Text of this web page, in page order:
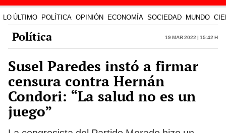
LO ÚLTIMO POLÍTICA OPINIÓN ECONOMÍA SOCIEDAD MUNDO
Política 19 Mar 2022 | 15:42 h
Susel Paredes instó a firmar
censura contra Hernán
Condori: “La salud no es un
juego”